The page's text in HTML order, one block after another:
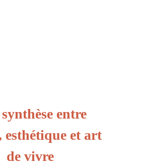
entre
esthétique et art
de vivre